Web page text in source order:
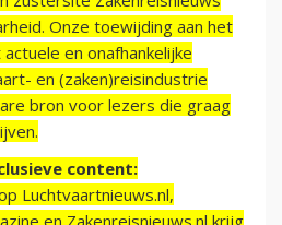
Onze toewijding aan het
en onafhankelijke
en (zaken)reisindustrie
bron voor lezers die graag
content:
Luchtvaartnieuws.nl,